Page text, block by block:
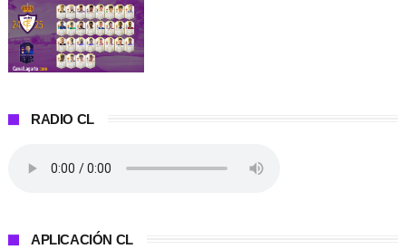
RADIO CL
APLICACIÓN CL